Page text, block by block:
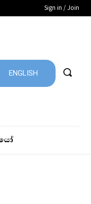
Sign in / Join
ENGLISH